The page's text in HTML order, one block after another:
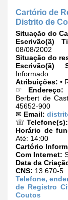
Cartório de
Distrito de
Situação do
Escrivão(ã)
08/08/2002
Situação do
Escrivão(ã)
Informado.
Atribuições: •
☞ Endereço:
Berbert de
45652-900
✉ Email:
☏ Telefone(s):
Horário de
Até: 14:00
Cartório
Com Internet:
Data da
CNS: 13.670-5
Telefone,
de Registro
Coutos